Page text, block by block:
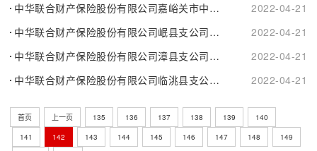
中华联合财产保险股份有限公司嘉峪关市中心支公司换证公告
2022-04-21
中华联合财产保险股份有限公司岷县支公司换证公告
2022-04-21
中华联合财产保险股份有限公司漳县支公司换证公告
2022-04-21
中华联合财产保险股份有限公司临洮县支公司换证公告
2022-04-21
首页 上一页 135 136 137 138 139
140
141
142 143 144 145 146 147 148
149